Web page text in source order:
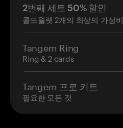
2번째 세트 50% 할인
콜드월렛 2개의 최상의 가성비
Tangem Ring
Ring & 2 cards
Tangem 프로 키트
필요한 모든 것